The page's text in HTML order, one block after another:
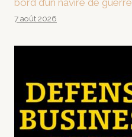
bord d’un navire de guerre
7 août 2026